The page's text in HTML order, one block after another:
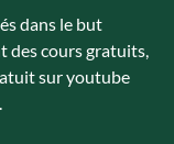
dans le but
des cours gratuits,
sur youtube